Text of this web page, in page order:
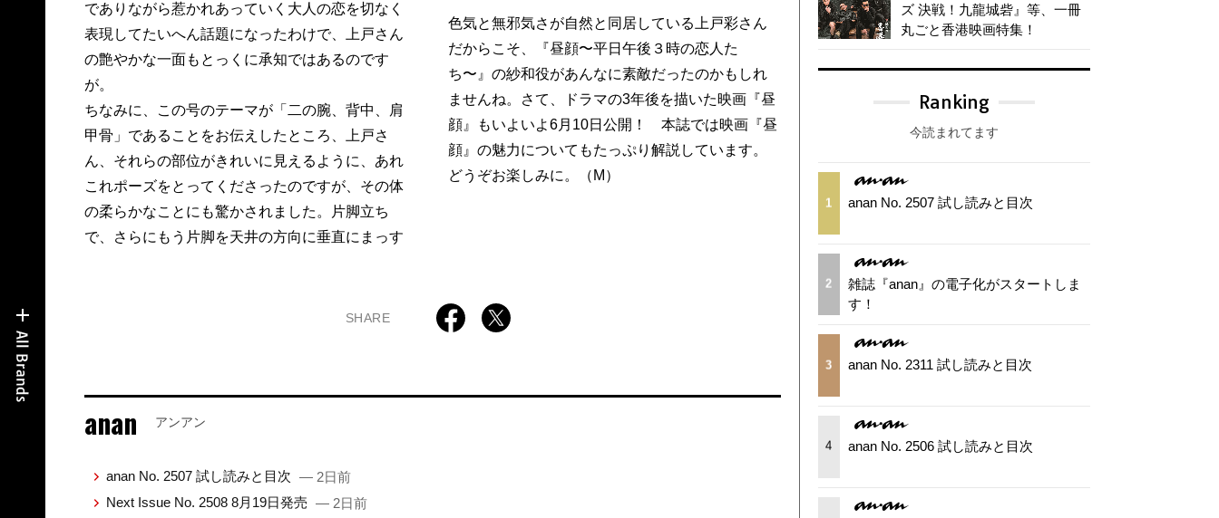
でありながら惹かれあっていく大人の恋を切なく
表現してたいへん話題になったわけで、上戸さん
の艶やかな一面もとっくに承知ではあるのです
が。
ちなみに、この号のテーマが「二の腕、背中、肩
甲骨」であることをお伝えしたところ、上戸さ
ん、それらの部位がきれいに見えるように、あれ
これポーズをとってくださったのですが、その体
の柔らかなことにも驚かされました。片脚立ち
で、さらにもう片脚を天井の方向に垂直にまっす
色気と無邪気さが自然と同居している上戸彩さん
だからこそ、『昼顔〜平日午後３時の恋人た
ち〜』の紗和役があんなに素敵だったのかもしれ
ませんね。さて、ドラマの3年後を描いた映画『昼
顔』もいよいよ6月10日公開！ 本誌では映画『昼
顔』の魅力についてもたっぷり解説しています。
どうぞお楽しみに。（M）
SHARE
anan アンアン
anan No. 2507 試し読みと目次 — 2日前
Next Issue No. 2508 8月19日発売 — 2日前
ズ 決戦！九龍城砦』等、一冊
丸ごと香港映画特集！
Ranking
今読まれてます
1 anan No. 2507 試し読みと目次
2
雑誌『anan』の電子化がスタートしま
す！
3 anan No. 2311 試し読みと目次
4 anan No. 2506 試し読みと目次